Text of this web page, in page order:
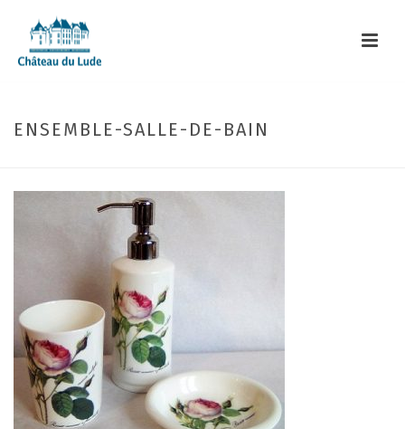
ENSEMBLE-SALLE-DE-BAIN